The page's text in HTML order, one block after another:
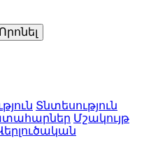
Տնտեսություն
Մշակույթ